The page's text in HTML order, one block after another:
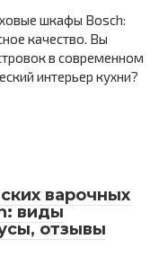
шкафы Bosch:
качество. Вы
в современном
интерьер кухни?
варочных
виды
отзывы